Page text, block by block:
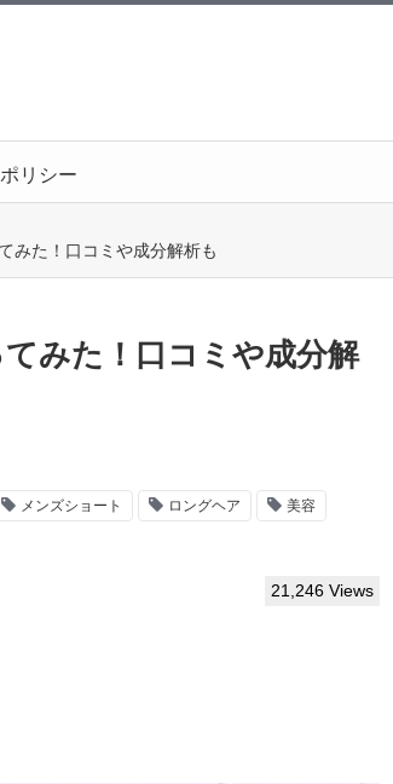
リシー
みた！口コミや成分解析も
みた！口コミや成分解
メンズショート ロングヘア 美容
21,246 Views